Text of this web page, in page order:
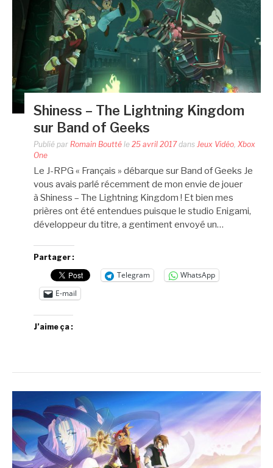
Shiness – The Lightning Kingdom
sur Band of Geeks
Publié par Romain Boutté le 25 avril 2017dans Jeux Vidéo, Xbox
One
Le J-RPG « Français » débarque sur Band of Geeks Je
vous avais parlé récemment de mon envie de jouer
à Shiness – The Lightning Kingdom ! Et bien mes
prières ont été entendues puisque le studio Enigami,
développeur du titre, a gentiment envoyé un…
Partager :
Telegram
WhatsApp
E-mail
J’aime ça :